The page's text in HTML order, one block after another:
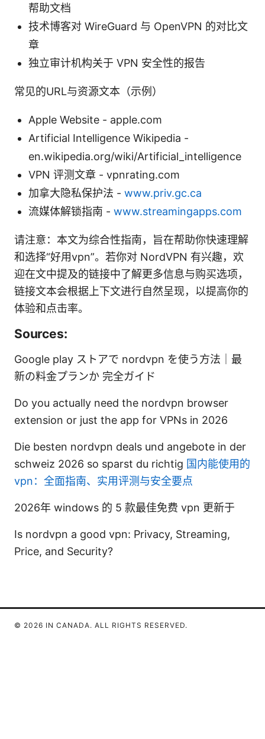
帮助文档
技术博客对 WireGuard 与 OpenVPN 的对比文
章
独立审计机构关于 VPN 安全性的报告
常见的URL与资源文本（示例）
Apple Website - apple.com
Artificial Intelligence Wikipedia -
en.wikipedia.org/wiki/Artificial_intelligence
VPN 评测文章 - vpnrating.com
加拿大隐私保护法 - www.priv.gc.ca
流媒体解锁指南 - www.streamingapps.com
请注意：本文为综合性指南，旨在帮助你快速理解
和选择“好用vpn”。若你对 NordVPN 有兴趣，欢
迎在文中提及的链接中了解更多信息与购买选项，
链接文本会根据上下文进行自然呈现，以提高你的
体验和点击率。
Sources:
Google play ストアで nordvpn を使う方法｜最
新の料金プランか 完全ガイド
Do you actually need the nordvpn browser
extension or just the app for VPNs in 2026
Die besten nordvpn deals und angebote in der
schweiz 2026 so sparst du richtig 国内能使用的
vpn：全面指南、实用评测与安全要点
2026年 windows 的 5 款最佳免费 vpn 更新于
Is nordvpn a good vpn: Privacy, Streaming,
Price, and Security?
© 2026 IN CANADA. ALL RIGHTS RESERVED.